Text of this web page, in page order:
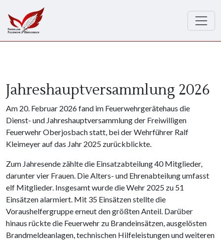
Jahreshauptversammlung 2026
Am 20. Februar 2026 fand im Feuerwehrgerätehaus die
Dienst- und Jahreshauptversammlung der Freiwilligen
Feuerwehr Oberjosbach statt, bei der Wehrführer Ralf
Kleimeyer auf das Jahr 2025 zurückblickte.
Zum Jahresende zählte die Einsatzabteilung 40 Mitglieder,
darunter vier Frauen. Die Alters- und Ehrenabteilung umfasst
elf Mitglieder. Insgesamt wurde die Wehr 2025 zu 51
Einsätzen alarmiert. Mit 35 Einsätzen stellte die
Voraushelfergruppe erneut den größten Anteil. Darüber
hinaus rückte die Feuerwehr zu Brandeinsätzen, ausgelösten
Brandmeldeanlagen, technischen Hilfeleistungen und weiteren